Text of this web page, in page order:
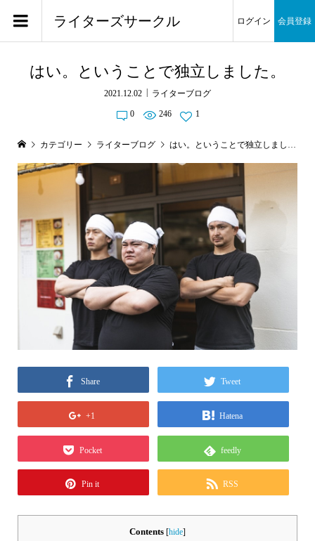
ライターズサークル ログイン 会員登録
はい。ということで独立しました。
2021.12.02 ライターブログ
0 246 1
カテゴリー ライターブログ はい。ということで独立しました。
Share Tweet
+1 Hatena
Pocket feedly
Pin it RSS
Contents [hide]